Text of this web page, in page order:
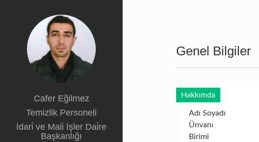
Cafer Eğilmez
Temizlik Personeli
İdari̇ ve Mali̇ İşler Dai̇re
Başkanlığı
Genel Bilgiler
Hakkımda
Adı Soyadı
Ünvanı
Birimi